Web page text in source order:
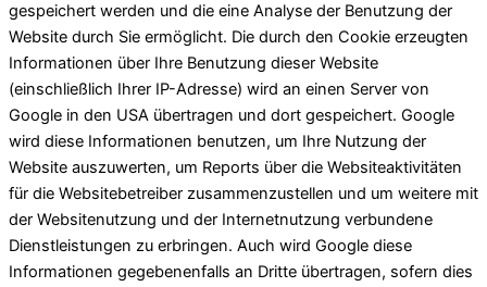
gespeichert werden und die eine Analyse der Benutzung der
Website durch Sie ermöglicht. Die durch den Cookie erzeugten
Informationen über Ihre Benutzung dieser Website
(einschließlich Ihrer IP-Adresse) wird an einen Server von
Google in den USA übertragen und dort gespeichert. Google
wird diese Informationen benutzen, um Ihre Nutzung der
Website auszuwerten, um Reports über die Websiteaktivitäten
für die Websitebetreiber zusammenzustellen und um weitere mit
der Websitenutzung und der Internetnutzung verbundene
Dienstleistungen zu erbringen. Auch wird Google diese
Informationen gegebenenfalls an Dritte übertragen, sofern dies